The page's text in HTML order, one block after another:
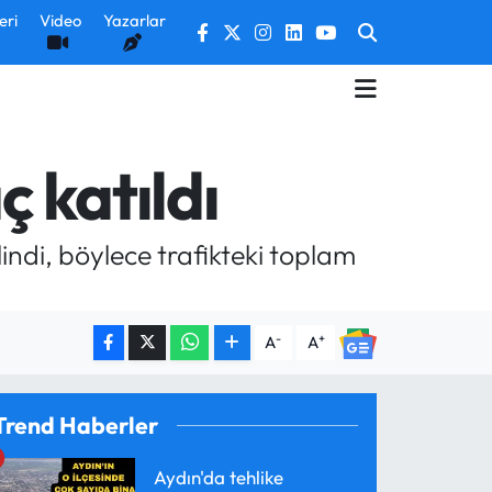
Video Yazarlar
katıldı
böylece trafikteki toplam
A- A+
Haberler
Aydın'da tehlike